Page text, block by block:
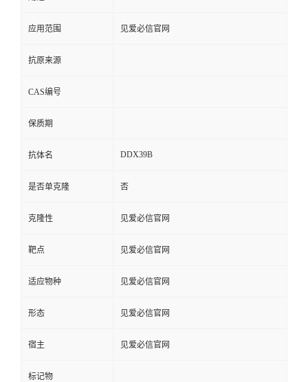
应用范围 见爱必信官网
抗原来源
CAS编号
保质期
抗体名 DDX39B
是否单克隆 否
克隆性 见爱必信官网
靶点 见爱必信官网
适应物种 见爱必信官网
形态 见爱必信官网
宿主 见爱必信官网
标记物